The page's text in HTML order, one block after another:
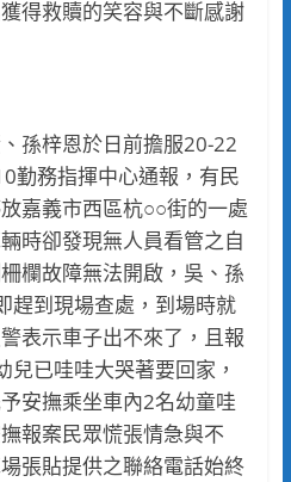
得救贖的笑容與不斷感謝
孫梓恩於日前擔服20-22
勤務指揮中心通報，有民
嘉義市西區杭○○街的一處
時卻發現無人員看管之自
欄故障無法開啟，吳、孫
趕到現場查處，到場時就
表示車子出不來了，且報
已哇哇大哭著要回家，
安撫乘坐車內2名幼童哇
報案民眾慌張情急與不
張貼提供之聯絡電話始終